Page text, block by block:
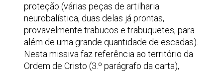
proteção (várias peças de artilharia
neurobalística, duas delas já prontas,
provavelmente trabucos e trabuquetes, para
além de uma grande quantidade de escadas).
Nesta missiva faz referência ao território da
Ordem de Cristo (3.º parágrafo da carta),